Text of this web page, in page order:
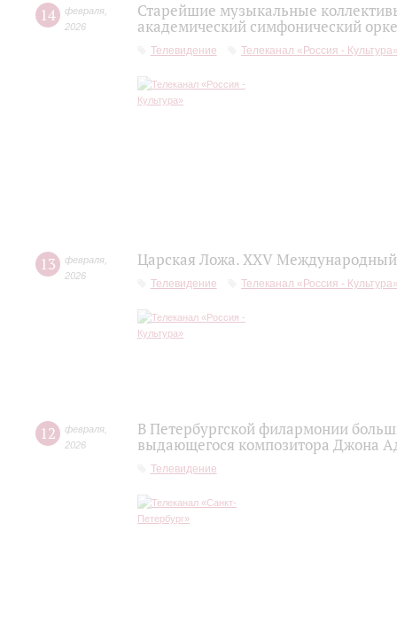
14 февраля
2026
Старейшие музыкальные
академический симфонический
Телевидение Телеканал «Россия -
13 февраля
2026
Царская Ложа. XXV
Телевидение Телеканал «Россия -
12 февраля
2026
В Петербургской филармонии
выдающегося композитора Джона
Телевидение